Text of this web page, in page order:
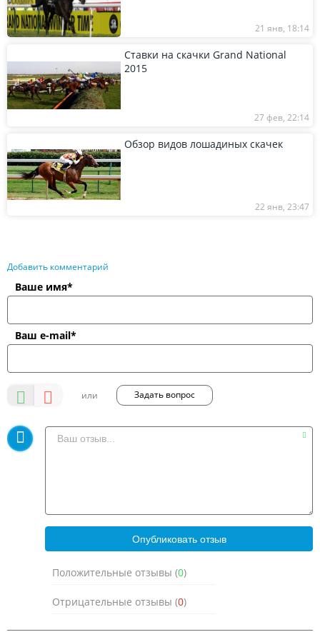
21 янв, 18:14
Ставки на скачки Grand National
2015
27 фев, 22:14
Обзор видов лошадиных скачек
22 янв, 23:47
Добавить комментарий
Ваше имя*
Ваш e-mail*
Задать вопрос
Положительные отзывы (0)
Отрицательные отзывы (0)